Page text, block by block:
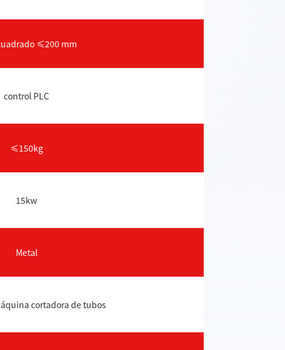
≤200 mm
control PLC
≤150kg
15kw
Metal
cortadora de tubos